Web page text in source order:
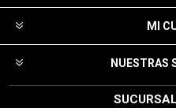
MI
NUESTRAS